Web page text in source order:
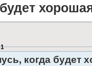
когда будет
1